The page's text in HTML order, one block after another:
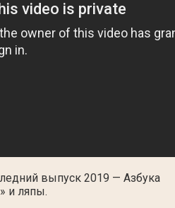
выпуск 2019 — Азбука
и ляпы.